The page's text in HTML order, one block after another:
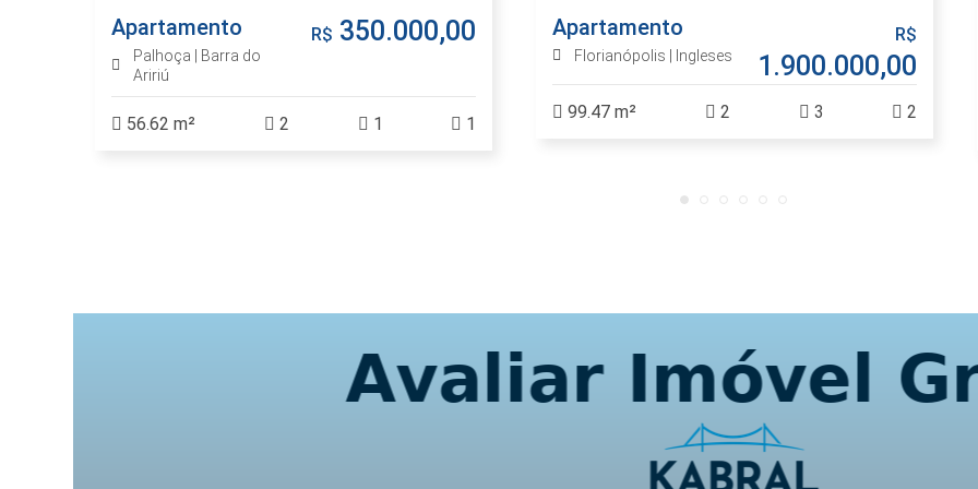
Apartamento
Palhoça | Barra do
Aririú
R$ 350.000,00
56.62 m² 2 1 1
Apartamento
Florianópolis | Ingleses
R$
1.900.000,00
99.47 m² 2 3 2